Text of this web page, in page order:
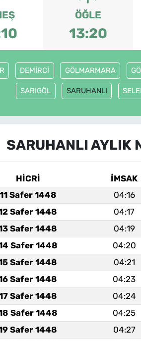
ÖĞLE
13:20
DEMİRCİ GÖLMARMARA
SARIGÖL SARUHANLI
SARUHANLI AYLIK
HİCRİ İMSAK
11 Safer 1448 04:16
Safer 1448 04:17
Safer 1448 04:19
Safer 1448 04:20
Safer 1448 04:21
Safer 1448 04:23
Safer 1448 04:24
Safer 1448 04:25
Safer 1448 04:27